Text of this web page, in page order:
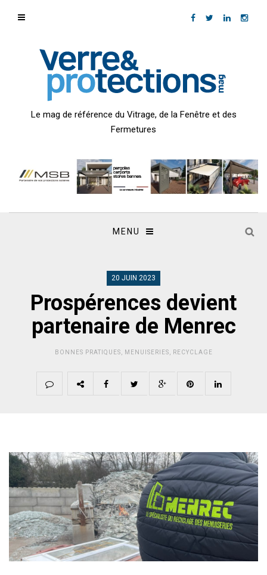
Le mag de référence du Vitrage, de la Fenêtre et des
Fermetures
MENU
20 JUIN 2023
Prospérences devient
partenaire de Menrec
BONNES PRATIQUES MENUISERIES RECYCLAGE